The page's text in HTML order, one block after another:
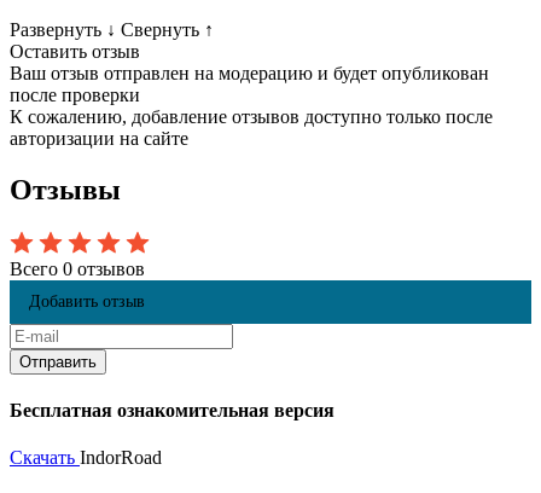
Развернуть ↓ Свернуть ↑
Оставить отзыв
Ваш отзыв отправлен на модерацию и будет опубликован
после проверки
К сожалению, добавление отзывов доступно только после
авторизации на сайте
Отзывы
Всего 0 отзывов
Добавить отзыв
Бесплатная ознакомительная версия
Скачать IndorRoad